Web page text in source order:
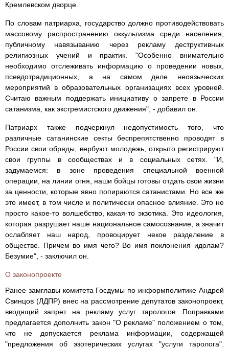
Кремлевском дворце.
По словам патриарха, государство должно противодействовать
массовому распространению оккультизма среди населения,
публичному навязыванию через рекламу деструктивных
религиозных учений и практик. "Особенно внимательно
необходимо отслеживать информацию о проведении новых,
псевдотрадиционных, а на самом деле неоязыческих
мероприятий в образовательных организациях всех уровней.
Считаю важным поддержать инициативу о запрете в России
сатанизма, как экстремистского движения", - добавил он.
Патриарх также подчеркнул недопустимость того, что
различные сатанинские секты беспрепятственно проводят в
России свои обряды, вербуют молодежь, открыто регистрируют
свои группы в сообществах и в социальных сетях. "И,
задумаемся: в зоне проведения специальной военной
операции, на линии огня, наши бойцы готовы отдать свои жизни
за ценности, которые явно попираются сатанистами. Но все же
это имеет, в том числе и политически опасное влияние. Это не
просто какое-то волшебство, какая-то экзотика. Это идеология,
которая разрушает наше национальное самосознание, а значит
ослабляет наш народ, провоцирует некое разделение в
обществе. Причем во имя чего? Во имя поклонения идолам?
Безумие", - заключил он.
О законопроекте
Ранее замглавы комитета Госдумы по информполитике Андрей
Свинцов (ЛДПР) внес на рассмотрение депутатов законопроект,
вводящий запрет на рекламу услуг тарологов. Поправками
предлагается дополнить закон "О рекламе" положением о том,
что не допускается реклама информации, содержащей
"предложения об эзотерических услугах "услуги таролога".